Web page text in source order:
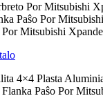
Por Mitsubishi
Paŝo Por
Mitsubishi